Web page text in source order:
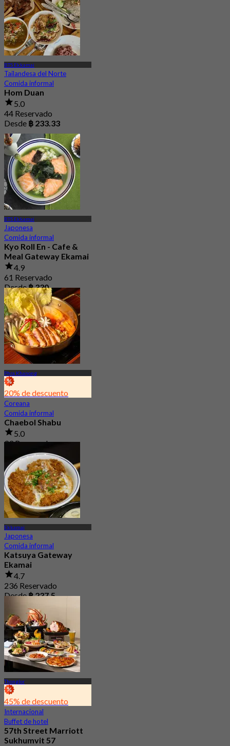
BTS Ekkamai
Tailandesa del Norte
Comida informal
Hom Duan
5.0
44 Reservado
Desde ฿ 233.33
BTS Ekkamai
Japonesa
Comida informal
Kyo Roll En - Cafe &
Meal Gateway Ekamai
4.9
61 Reservado
Desde฿ 330
Phra Khanong
20% de descuento
Coreana
Comida informal
Chaebol Shabu
5.0
93 Reservado
Desde฿ 235
Ekkamai
Japonesa
Comida informal
Katsuya Gateway
Ekamai
4.7
236 Reservado
Desde฿ 237.5
Thonglor
45% de descuento
Internacional
Buffet de hotel
57th Street Marriott
Sukhumvit 57